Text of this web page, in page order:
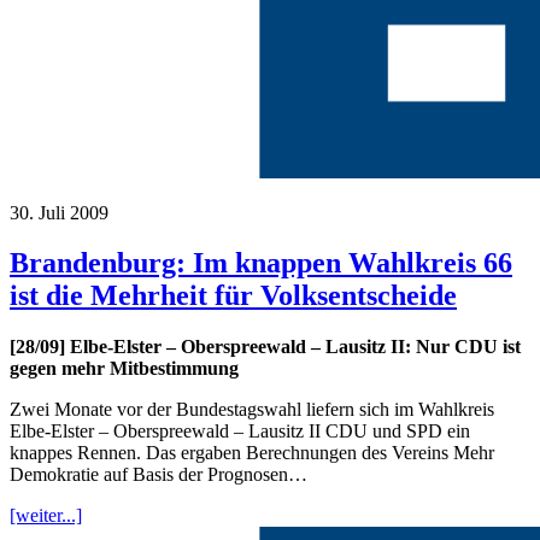
30. Juli 2009
Brandenburg: Im knappen Wahlkreis 66
ist die Mehrheit für Volksentscheide
[28/09] Elbe-Elster – Oberspreewald – Lausitz II: Nur CDU ist
gegen mehr Mitbestimmung
Zwei Monate vor der Bundestagswahl liefern sich im Wahlkreis
Elbe-Elster – Oberspreewald – Lausitz II CDU und SPD ein
knappes Rennen. Das ergaben Berechnungen des Vereins Mehr
Demokratie auf Basis der Prognosen…
[weiter...]